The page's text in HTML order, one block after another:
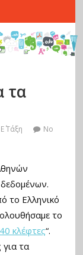
τα
Ε΄ Τάξη
No
το Ελληνικό
το
κλέφτες“.
τα